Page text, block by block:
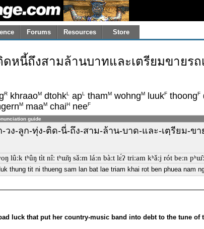
Forums Resources Store
หนี้ถึงสามล้านบาทและเตรียมขายรถ
R khraaoM dtohkL apL thamM wohngM luukF thoongF
M maaM chaiH neeF
guide
ง-ลูก-ทุ่ง-ติด-นี่-ถึง-สาม-ล้าน-บาด-และ-เตฺรียม-ขา
lûːk tʰûŋ tìt nîː tʰɯ̌ŋ sǎːm láːn bàːt lɛ́ʔ triːam kʰǎːj rót beːn
thung tit ni thueng sam lan bat lae triam khai rot ben phuea nam
luck that put her country-music band into debt to the tune